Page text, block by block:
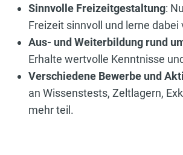
Sinnvolle Freizeitgestaltung:
Freizeit sinnvoll und lerne dabei
Aus- und Weiterbildung rund
Erhalte wertvolle Kenntnisse
Verschiedene Bewerbe und
an Wissenstests, Zeltlagern,
mehr teil.